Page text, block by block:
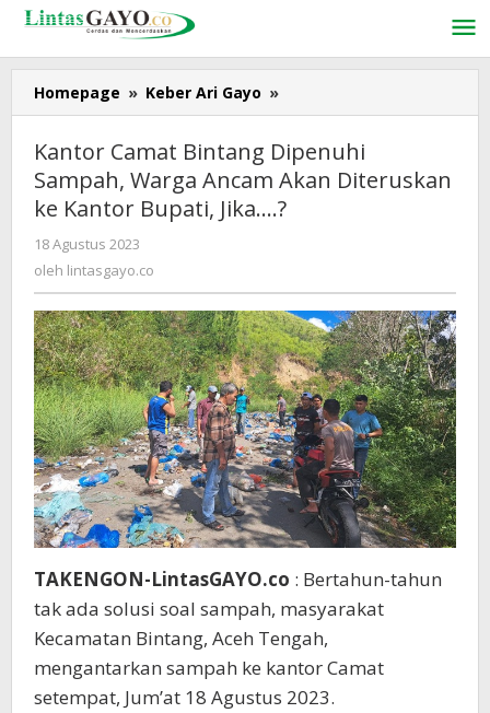
Lewati
konten
Homepage » Keber Ari Gayo »
Camat
Dipenuhi
Sampah,
Warga
ke
Kantor
Bupati,
Jika....?
Kantor Camat Bintang Dipenuhi
Sampah, Warga Ancam Akan Diteruskan
ke Kantor Bupati, Jika….?
18 Agustus 2023
lintasgayo.co
oleh lintasgayo.co
TAKENGON-LintasGAYO.co : Bertahun-tahun
tak ada solusi soal sampah, masyarakat
Kecamatan Bintang, Aceh Tengah,
mengantarkan sampah ke kantor Camat
setempat, Jum’at 18 Agustus 2023.